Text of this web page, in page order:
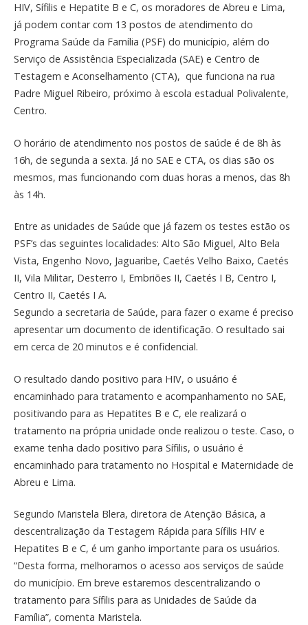
HIV, Sífilis e Hepatite B e C, os moradores de Abreu e Lima,
já podem contar com 13 postos de atendimento do
Programa Saúde da Família (PSF) do município, além do
Serviço de Assistência Especializada (SAE) e Centro de
Testagem e Aconselhamento (CTA), que funciona na rua
Padre Miguel Ribeiro, próximo à escola estadual Polivalente,
Centro.
O horário de atendimento nos postos de saúde é de 8h às
16h, de segunda a sexta. Já no SAE e CTA, os dias são os
mesmos, mas funcionando com duas horas a menos, das 8h
às 14h.
Entre as unidades de Saúde que já fazem os testes estão os
PSF’s das seguintes localidades: Alto São Miguel, Alto Bela
Vista, Engenho Novo, Jaguaribe, Caetés Velho Baixo, Caetés
II, Vila Militar, Desterro I, Embriões II, Caetés I B, Centro I,
Centro II, Caetés I A.
Segundo a secretaria de Saúde, para fazer o exame é preciso
apresentar um documento de identificação. O resultado sai
em cerca de 20 minutos e é confidencial.
O resultado dando positivo para HIV, o usuário é
encaminhado para tratamento e acompanhamento no SAE,
positivando para as Hepatites B e C, ele realizará o
tratamento na própria unidade onde realizou o teste. Caso, o
exame tenha dado positivo para Sífilis, o usuário é
encaminhado para tratamento no Hospital e Maternidade de
Abreu e Lima.
Segundo Maristela Blera, diretora de Atenção Básica, a
descentralização da Testagem Rápida para Sífilis HIV e
Hepatites B e C, é um ganho importante para os usuários.
“Desta forma, melhoramos o acesso aos serviços de saúde
do município. Em breve estaremos descentralizando o
tratamento para Sífilis para as Unidades de Saúde da
Família”, comenta Maristela.